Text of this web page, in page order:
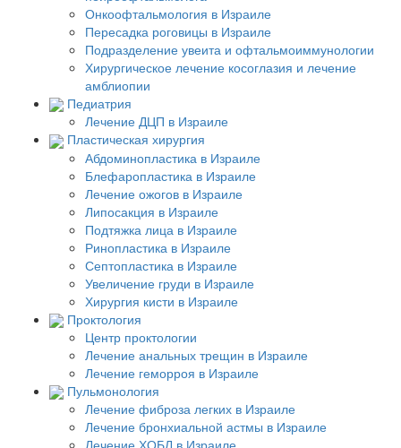
Онкоофтальмология в Израиле
Пересадка роговицы в Израиле
Подразделение увеита и офтальмоиммунологии
Хирургическое лечение косоглазия и лечение
амблиопии
Педиатрия
Лечение ДЦП в Израиле
Пластическая хирургия
Абдоминопластика в Израиле
Блефаропластика в Израиле
Лечение ожогов в Израиле
Липосакция в Израиле
Подтяжка лица в Израиле
Ринопластика в Израиле
Септопластика в Израиле
Увеличение груди в Израиле
Хирургия кисти в Израиле
Проктология
Центр проктологии
Лечение анальных трещин в Израиле
Лечение геморроя в Израиле
Пульмонология
Лечение фиброза легких в Израиле
Лечение бронхиальной астмы в Израиле